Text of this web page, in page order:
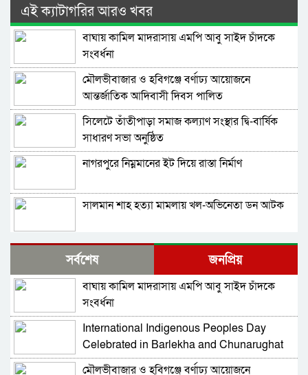
এই ক্যাটাগরির আরও খবর
বাঘায় কামিল মাদরাসায় এমপি আবু সাইদ চাঁদকে
সংবর্ধনা
মৌলভীবাজার ও হবিগঞ্জে বর্ণাঢ্য আয়োজনে
আন্তর্জাতিক আদিবাসী দিবস পালিত
সিলেটে তাঁতীপাড়া সমাজ কল্যাণ সংস্থার দ্বি-বার্ষিক
সাধারণ সভা অনুষ্ঠিত
নাগরপুরে নিম্নমানের ইট দিয়ে রাস্তা নির্মাণ
সালমান শাহ হত্যা মামলায় খল-অভিনেতা ডন আটক
নাগরপুরে এনসিপির আহ্বায়ক কমিটি অনুমোদন:
আহ্বায়ক তারিয়াশ পলাশ, সদস্য সচিব সরদার
আশরাফ
সবুজ বাংলাদেশ গড়ার প্রত্যয়ে সিলেটে বাবৌযুপ’র
দ্বিতীয় পর্যায়ে বৃক্ষরোপণ কর্মসূচি সম্পন্ন
আবারও আলিয়া মাদ্রাসা এলাকায় সংঘর্ষের আশঙ্কা,
পুলিশ মোতায়েন
সর্বশেষ জনপ্রিয়
বাঘায় কামিল মাদরাসায় এমপি আবু সাইদ চাঁদকে
সংবর্ধনা
International Indigenous Peoples Day
Celebrated in Barlekha and Chunarughat
মৌলভীবাজার ও হবিগঞ্জে বর্ণাঢ্য আয়োজনে